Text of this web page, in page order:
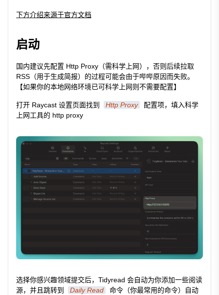
下方介绍来源于官方文档
启动
国内建议先配置 Http Proxy（需科学上网），否则后续拉取
RSS（用于生成简报）的过程可能会由于哔哔原因而失败。
【如果你的本地网络环境已可科学上网则不需要配置】
打开 Raycast 设置页面找到 Http Proxy
配置项，填入科学
上网工具的 http proxy
选择你感兴趣领域提交后，Tidyread 会自动为你添加一些阅读
源，并且跳转到
Daily Read
命令（你最常用的命令）自动